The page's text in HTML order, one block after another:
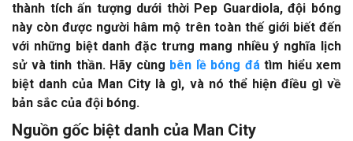
thành tích ấn tượng dưới thời Pep Guardiola, đội bóng
này còn được người hâm mộ trên toàn thế giới biết đến
với những biệt danh đặc trưng mang nhiều ý nghĩa lịch
sử và tinh thần. Hãy cùng bên lề bóng đátìm hiểu xem
biệt danh của Man City là gì, và nó thể hiện điều gì về
bản sắc của đội bóng.
Nguồn gốc biệt danh của Man City